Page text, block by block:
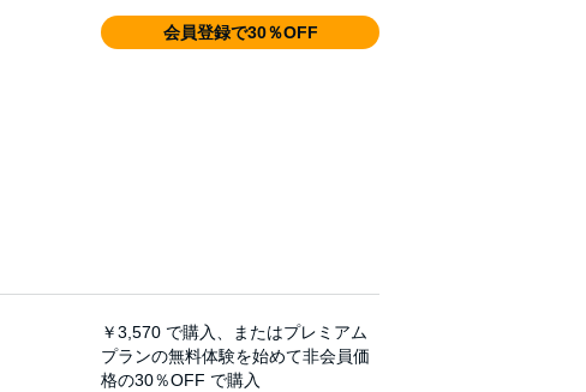
会員登録で30％OFF
￥3,570 で購入、またはプレミアム
プランの無料体験を始めて非会員価
格の30％OFF で購入